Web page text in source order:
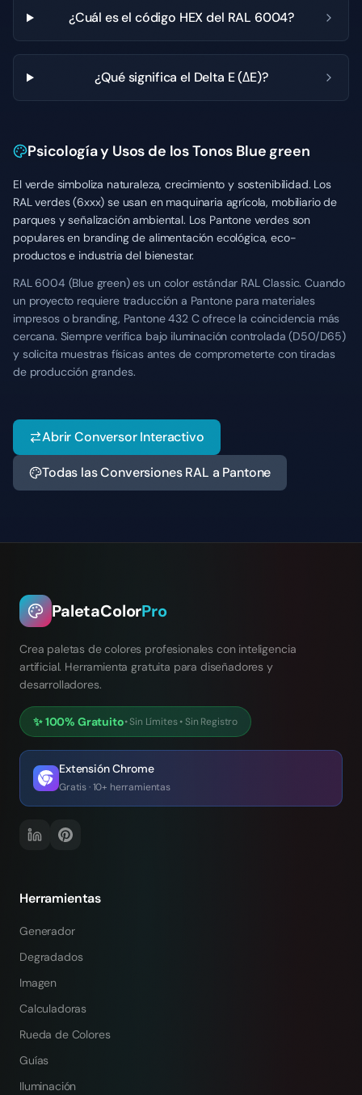
¿Cuál es el código HEX del RAL 6004?
¿Qué significa el Delta E (ΔE)?
Psicología y Usos de los Tonos Blue green
El verde simboliza naturaleza, crecimiento y sostenibilidad. Los
RAL verdes (6xxx) se usan en maquinaria agrícola, mobiliario de
parques y señalización ambiental. Los Pantone verdes son
populares en branding de alimentación ecológica, eco-
productos e industria del bienestar.
RAL 6004 (Blue green) es un color estándar RAL Classic. Cuando
un proyecto requiere traducción a Pantone para materiales
impresos o branding, Pantone 432 C ofrece la coincidencia más
cercana. Siempre verifica bajo iluminación controlada (D50/D65)
y solicita muestras físicas antes de comprometerte con tiradas
de producción grandes.
Abrir Conversor Interactivo
Todas las Conversiones RAL a Pantone
PaletaColorPro
Crea paletas de colores profesionales con inteligencia
artificial. Herramienta gratuita para diseñadores y
desarrolladores.
✨100% Gratuito•Sin Límites• Sin Registro
Extensión Chrome
Gratis · 10+ herramientas
Herramientas
Generador
Degradados
Imagen
Calculadoras
Rueda de Colores
Guías
Iluminación